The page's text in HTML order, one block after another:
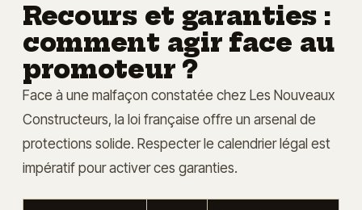
Recours et garanties :
comment agir face au
promoteur ?
Face à une malfaçon constatée chez Les Nouveaux
Constructeurs, la loi française offre un arsenal de
protections solide. Respecter le calendrier légal est
impératif pour activer ces garanties.